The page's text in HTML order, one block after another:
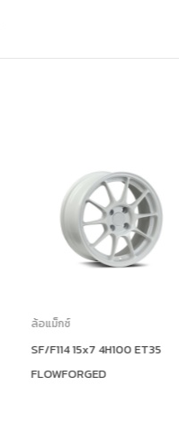
ล้อแม็กซ์
SF/F114 15x7 4H100 ET35
FLOWFORGED